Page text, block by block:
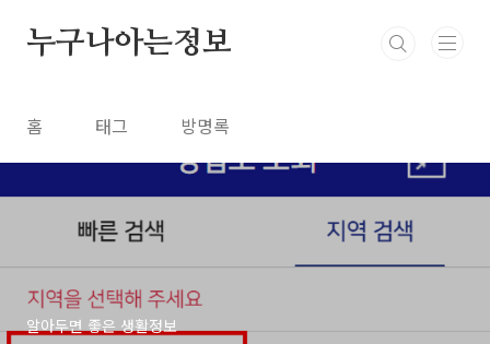
누구나아는정보
홈 태그 방명록
알아두면 좋은 생활정보